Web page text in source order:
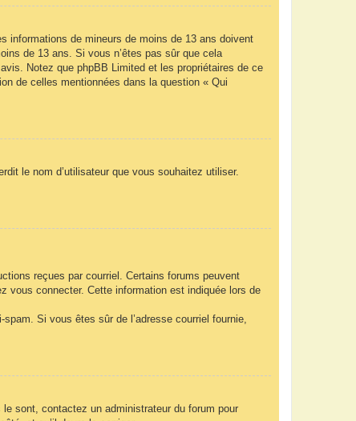
informations de mineurs de moins de 13 ans doivent
de 13 ans. Si vous n’êtes pas sûr que cela
Notez que phpBB Limited et les propriétaires de ce
de celles mentionnées dans la question « Qui
le nom d’utilisateur que vous souhaitez utiliser.
reçues par courriel. Certains forums peuvent
vous connecter. Cette information est indiquée lors de
Si vous êtes sûr de l’adresse courriel fournie,
sont, contactez un administrateur du forum pour